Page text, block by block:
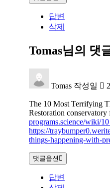
답변
삭제
Tomas님의 댓
Tomas 작성일
The 10 Most Terrifying
Restoration conservatory
programs.science/wiki/
https://
things-happening-with-
댓글옵션
답변